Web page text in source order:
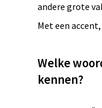
andere grote
Met een
Welke
kennen?